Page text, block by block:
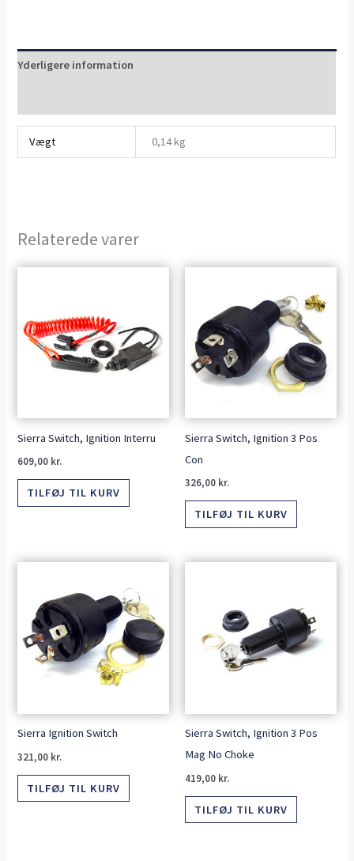
Yderligere information
Vægt 0,14 kg
Relaterede varer
Sierra Switch, Ignition Interru
609,00 kr.
TILFØJ TIL KURV
Sierra Switch, Ignition 3 Pos
Con
326,00 kr.
TILFØJ TIL KURV
Sierra Ignition Switch
321,00 kr.
TILFØJ TIL KURV
Sierra Switch, Ignition 3 Pos
Mag No Choke
419,00 kr.
TILFØJ TIL KURV